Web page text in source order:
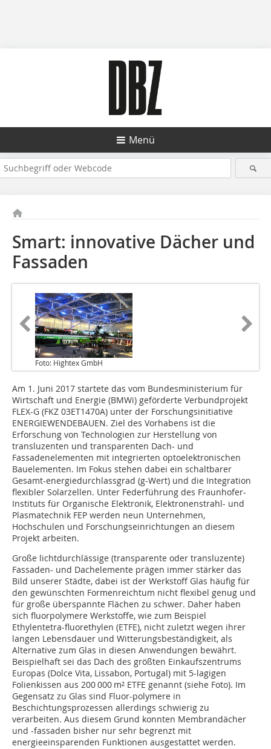
Menü
Smart: innovative Dächer und
Fassaden
Foto: Hightex GmbH
Am 1. Juni 2017 startete das vom Bundesministerium für
Wirtschaft und Energie (BMWi) geförderte Verbundprojekt
FLEX-G (FKZ 03ET1470A) unter der Forschungsinitiative
ENERGIEWENDEBAUEN. Ziel des Vorhabens ist die
Erforschung von Technologien zur Herstellung von
transluzenten und transparenten Dach- und
Fassadenelementen mit integrierten optoelektronischen
Bauelementen. Im Fokus stehen dabei ein schaltbarer
Gesamt-energiedurchlassgrad (g-Wert) und die Integration
flexibler Solarzellen. Unter Federführung des Fraunhofer-
Instituts für Organische Elektronik, Elektronenstrahl- und
Plasmatechnik FEP werden neun Unternehmen,
Hochschulen und Forschungseinrichtungen an diesem
Projekt arbeiten.
Große lichtdurchlässige (transparente oder transluzente)
Fassaden- und Dachelemente prägen immer stärker das
Bild unserer Städte, dabei ist der Werkstoff Glas häufig für
den gewünschten Formenreichtum nicht flexibel genug und
für große überspannte Flächen zu schwer. Daher haben
sich fluorpolymere Werkstoffe, wie zum Beispiel
Ethylentetra-fluorethylen (ETFE), nicht zuletzt wegen ihrer
langen Lebensdauer und Witterungsbeständigkeit, als
Alternative zum Glas in diesen Anwendungen bewährt.
Beispielhaft sei das Dach des größten Einkaufszentrums
Europas (Dolce Vita, Lissabon, Portugal) mit 5-lagigen
Folienkissen aus 200 000 m² ETFE genannt (siehe Foto). Im
Gegensatz zu Glas sind Fluor-polymere in
Beschichtungsprozessen allerdings schwierig zu
verarbeiten. Aus diesem Grund konnten Membrandächer
und -fassaden bisher nur sehr begrenzt mit
energieeinsparenden Funktionen ausgestattet werden.